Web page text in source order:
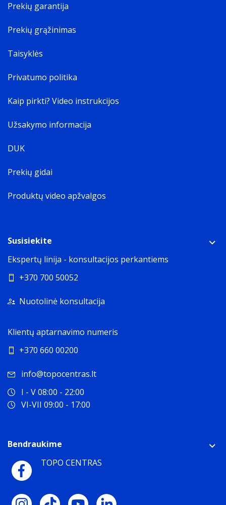
Prekių garantija
Prekių grąžinimas
Taisyklės
Privatumo politika
Kaip pirkti? Video instrukcijos
Užsakymo informacija
DUK
Prekių gidai
Produktų video apžvalgos
Susisiekite
Ekspertų linija - konsultacijos perkantiems
+370 700 50052
Nuotolinė konsultacija
Klientų aptarnavimo numeris
+370 660 00200
info@topocentras.lt
I - V 08:00 - 22:00
VI-VII 09:00 - 17:00
Bendraukime
TOPO CENTRAS